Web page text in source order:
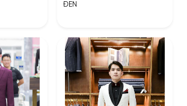
ĐEN